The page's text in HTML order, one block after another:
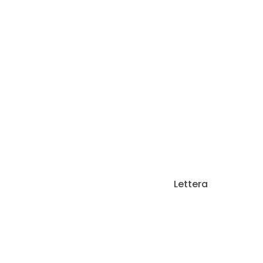
Lettera